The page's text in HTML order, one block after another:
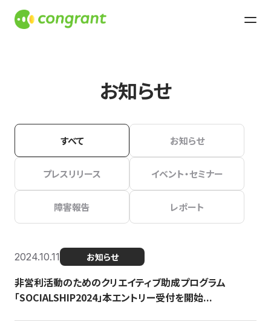
お知らせ
すべて お知らせ
プレスリリース イベント・セミナー
障害報告 レポート
2024.10.11 お知らせ
非営利活動のためのクリエイティブ助成プログラム
「SOCIALSHIP2024」本エントリー受付を開始...